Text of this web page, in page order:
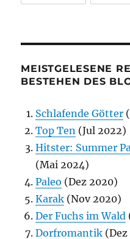
MEISTGELESENE
BESTEHEN DES
Schlafende Götter
Top Ten (Jul 2022)
Hitster: Summer
(Mai 2024)
Paleo (Dez 2020)
Karak (Nov 2020)
Der Fuchs im Wald
Dorfromantik